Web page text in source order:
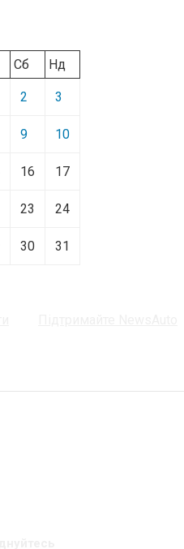
Сб Нд
2 3
9 10
16 17
23 24
30
31